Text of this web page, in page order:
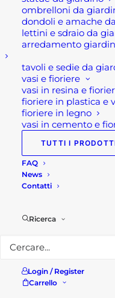
ombrelloni da
dondoli e amache
lettini e sdraio da
arredamento
tavoli e sedie da
vasi e fioriere
vasi in resina e
fioriere in plastica e
fioriere in legno
vasi in cemento e
TUTTI I
FAQ
News
Contatti
Ricerca
Login / Register
Carrello
ECOWOOD
BRODURA
GIARDINO
EFFETTO LEGNO
19,00 €
Ecowood bordura
giardino Ecowood di